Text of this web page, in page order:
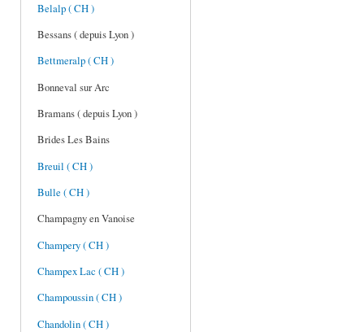
Belalp ( CH )
Bessans ( depuis Lyon )
Bettmeralp ( CH )
Bonneval sur Arc
Bramans ( depuis Lyon )
Brides Les Bains
Breuil ( CH )
Bulle ( CH )
Champagny en Vanoise
Champery ( CH )
Champex Lac ( CH )
Champoussin ( CH )
Chandolin ( CH )